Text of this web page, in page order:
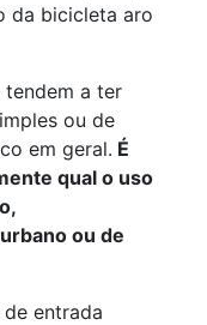
da bicicleta aro
a ter
ou de
em geral. É
qual o uso
ou de
entrada